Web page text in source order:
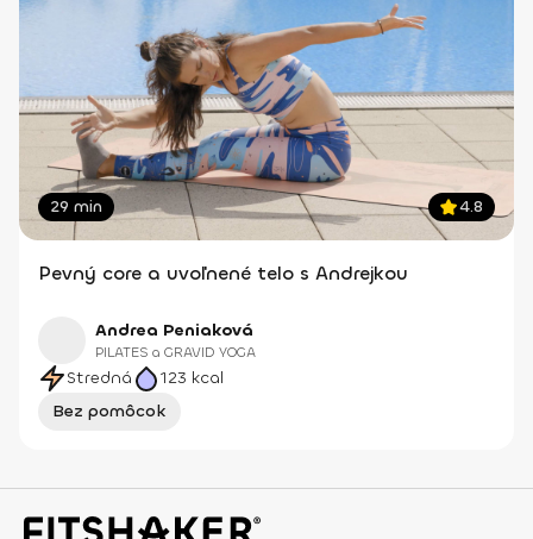
29 min 4.8
Pevný core a uvoľnené telo s Andrejkou
Andrea Peniaková
PILATES a GRAVID YOGA
Stredná 123 kcal
Bez pomôcok